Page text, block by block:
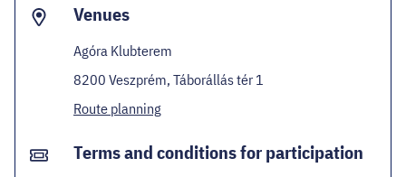
Venues
Agóra Klubterem
8200 Veszprém, Táborállás tér 1
Route planning
Terms and conditions for participation